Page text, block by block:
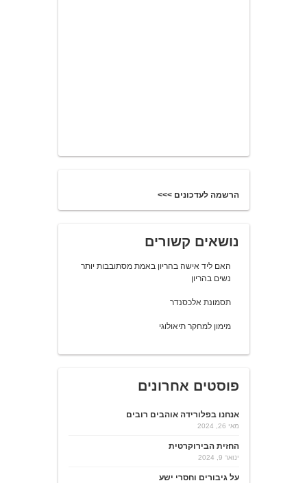
הרשמה לעדכונים >>>
נושאים קשורים
האם ליד אישה בהריון באמת מסתובבות יותר
נשים בהריון
תסמונת אלכסנדר
מימון למחקר תיאולוגי
פוסטים אחרונים
אנחנו בפלורידה אוהבים רובים
מאי 26, 2024
החזית הבירוקרטית
ינואר 9, 2024
על גיבורים וחסרי ישע